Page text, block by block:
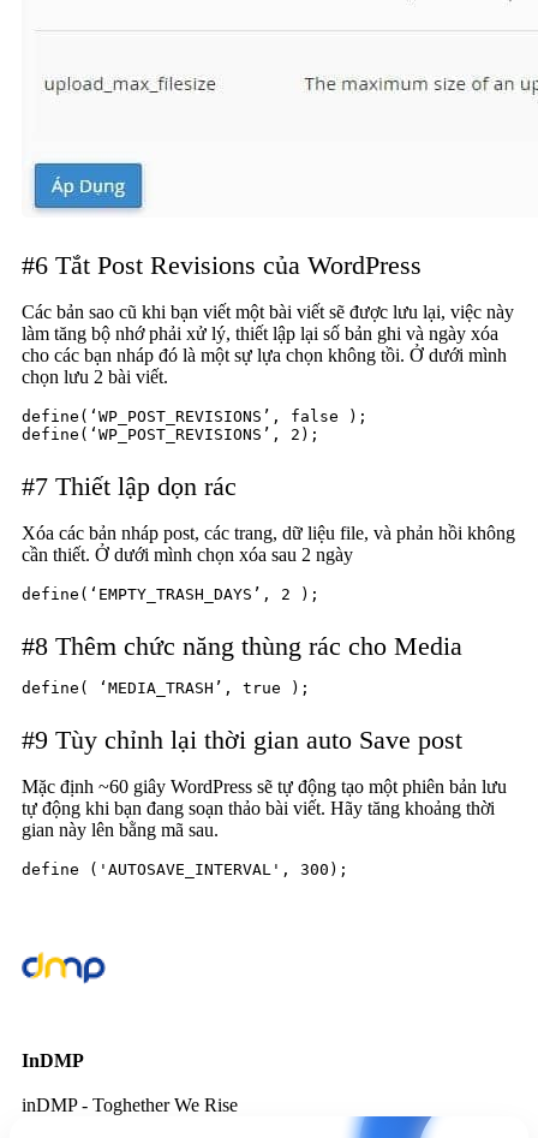
#6 Tắt Post Revisions của WordPress
Các bản sao cũ khi bạn viết một bài viết sẽ được lưu lại, việc này
làm tăng bộ nhớ phải xử lý, thiết lập lại số bản ghi và ngày xóa
cho các bạn nháp đó là một sự lựa chọn không tồi. Ở dưới mình
chọn lưu 2 bài viết.
define(‘WP_POST_REVISIONS’, false );
define(‘WP_POST_REVISIONS’, 2);
#7 Thiết lập dọn rác
Xóa các bản nháp post, các trang, dữ liệu file, và phản hồi không
cần thiết. Ở dưới mình chọn xóa sau 2 ngày
define(‘EMPTY_TRASH_DAYS’, 2 );
#8 Thêm chức năng thùng rác cho Media
#9 Tùy chỉnh lại thời gian auto Save post
Mặc định ~60 giây WordPress sẽ tự động tạo một phiên bản lưu
tự động khi bạn đang soạn thảo bài viết. Hãy tăng khoảng thời
gian này lên bằng mã sau.
define ('AUTOSAVE_INTERVAL', 300);
InDMP
inDMP - Toghether We Rise